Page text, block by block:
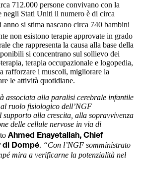
712.000 persone convivano con la
negli Stati Uniti il numero è di circa
si stima nascano circa 740 bambini
non esistono terapie approvate in grado
che rappresenta la causa alla base della
si concentrano sul sollievo dei
terapia occupazionale e logopedia,
rafforzare i muscoli, migliorare la
le attività quotidiane.
associata alla paralisi cerebrale infantile
ruolo fisiologico dell’NGF
supporto alla crescita, alla sopravvivenza
delle cellule nervose in via di
Ahmed Enayetallah, Chief
di Dompé. “Con l’NGF somministrato
mira a verificarne la potenzialità nel